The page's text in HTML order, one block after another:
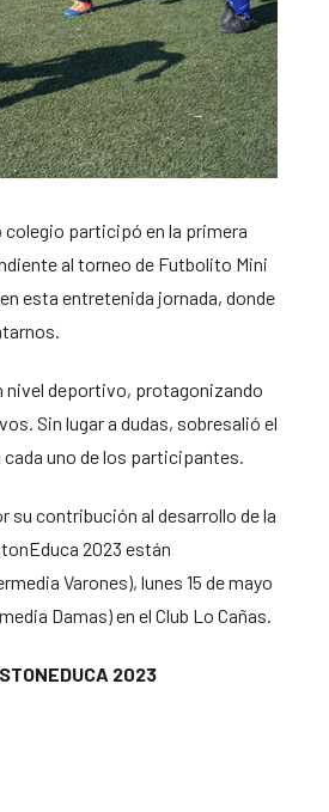
colegio participó en la primera
al torneo de Futbolito Mini
esta entretenida jornada, donde
nivel deportivo, protagonizando
Sin lugar a dudas, sobresalió el
uno de los participantes.
su contribución al desarrollo de la
2023 están
Varones), lunes 15 de mayo
Damas) en el Club Lo Cañas.
2023